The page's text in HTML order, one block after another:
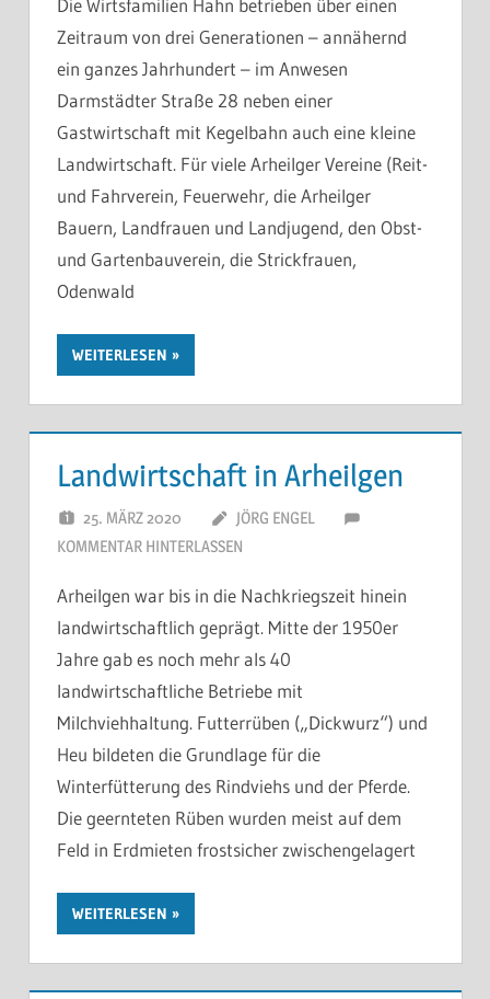
Die Wirtsfamilien Hahn betrieben über einen
Zeitraum von drei Generationen – annähernd
ein ganzes Jahrhundert – im Anwesen
Darmstädter Straße 28 neben einer
Gastwirtschaft mit Kegelbahn auch eine kleine
Landwirtschaft. Für viele Arheilger Vereine (Reit-
und Fahrverein, Feuerwehr, die Arheilger
Bauern, Landfrauen und Landjugend, den Obst-
und Gartenbauverein, die Strickfrauen,
Odenwald
WEITERLESEN
Landwirtschaft in Arheilgen
25. MÄRZ 2020
JÖRG ENGEL
KOMMENTAR HINTERLASSEN
Arheilgen war bis in die Nachkriegszeit hinein
landwirtschaftlich geprägt. Mitte der 1950er
Jahre gab es noch mehr als 40
landwirtschaftliche Betriebe mit
Milchviehhaltung. Futterrüben („Dickwurz“) und
Heu bildeten die Grundlage für die
Winterfütterung des Rindviehs und der Pferde.
Die geernteten Rüben wurden meist auf dem
Feld in Erdmieten frostsicher zwischengelagert
WEITERLESEN